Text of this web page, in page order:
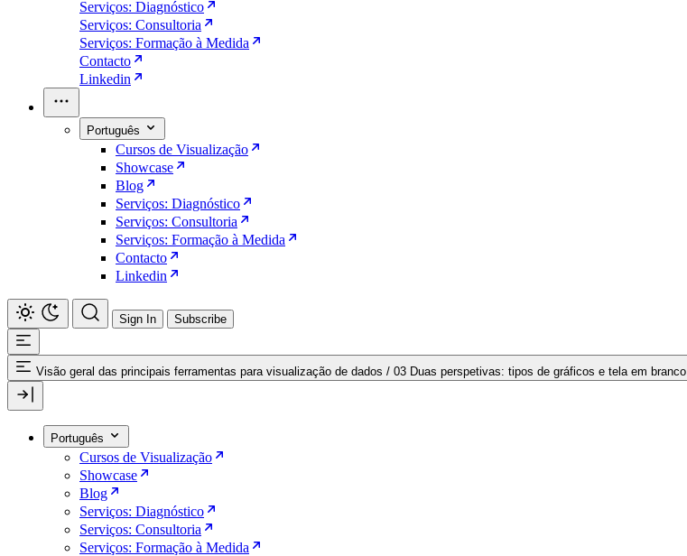
Serviços: Diagnóstico
Serviços: Consultoria
Serviços: Formação à Medida
Contacto
Linkedin
Português
Cursos de Visualização
Showcase
Blog
Serviços: Diagnóstico
Serviços: Consultoria
Serviços: Formação à Medida
Contacto
Linkedin
Sign In Subscribe
Visão geral das principais ferramentas para visualização de dados / 03 Duas perspetivas: tipos de gráficos e tela em branco
Português
Cursos de Visualização
Showcase
Blog
Serviços: Diagnóstico
Serviços: Consultoria
Serviços: Formação à Medida